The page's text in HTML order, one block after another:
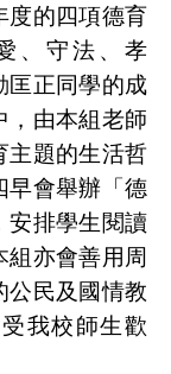
度的四項德育
、守法、孝
匡正同學的成
，由本組老師
主題的生活哲
早會舉辦「德
安排學生閱讀
組亦會善用周
公民及國情教
我校師生歡